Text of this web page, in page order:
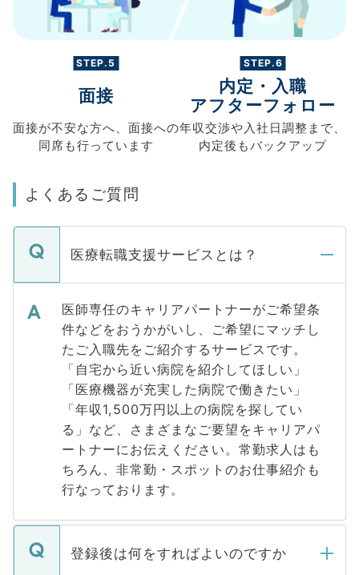
STEP.5
面接
面接が不安な方へ、 面接への
同席も行っています
STEP.6
内定・入職
アフターフォロー
年収交渉や入社日調整まで、
内定後もバックアップ
よくあるご質問
医療転職支援サービスとは？
医師専任のキャリアパートナーがご希望条
件などをおうかがいし、ご希望にマッチし
たご入職先をご紹介するサービスです。
「自宅から近い病院を紹介してほしい」
「医療機器が充実した病院で働きたい」
「年収1,500万円以上の病院を探してい
る」など、さまざまなご要望をキャリアパ
ートナーにお伝えください。常勤求人はも
ちろん、非常勤・スポットのお仕事紹介も
行なっております。
登録後は何をすればよいのですか